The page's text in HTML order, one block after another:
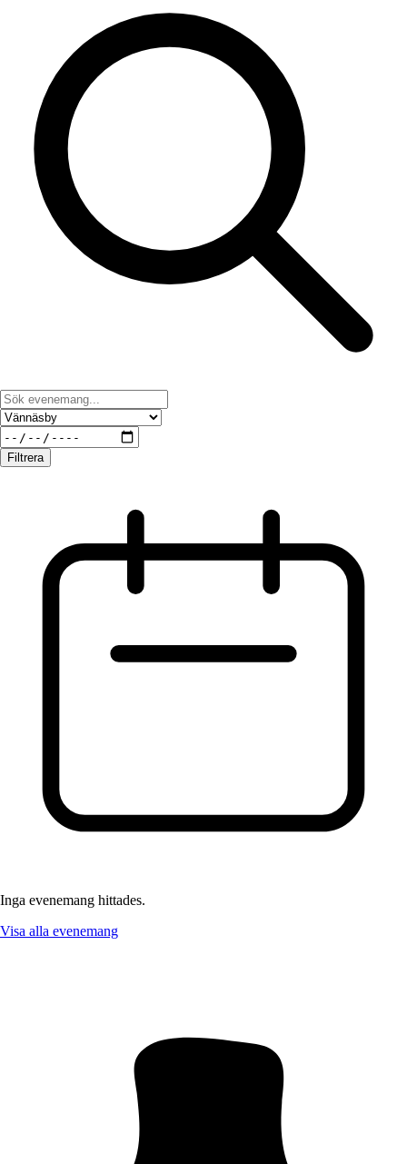
Filtrera
Inga evenemang hittades.
Visa alla evenemang